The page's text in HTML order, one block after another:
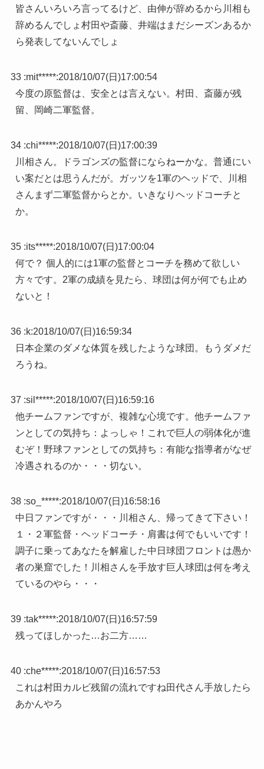
皆さんいろいろ言ってるけど、由伸が辞めるから川相も
辞めるんでしょ村田や斎藤、井端はまだシーズンあるか
ら発表してないんでしょ
33 :mit*****:2018/10/07(日)17:00:54
今度の原監督は、安全とは言えない。村田、斎藤が残
留、岡崎二軍監督。
34 :chi*****:2018/10/07(日)17:00:39
川相さん。ドラゴンズの監督にならねーかな。普通にい
い案だとは思うんだが。ガッツを1軍のヘッドで、川相
さんまず二軍監督からとか。いきなりヘッドコーチと
か。
35 :its*****:2018/10/07(日)17:00:04
何で？ 個人的には1軍の監督とコーチを務めて欲しい
方々です。2軍の成績を見たら、球団は何が何でも止め
ないと！
36 :k:2018/10/07(日)16:59:34
日本企業のダメな体質を残したような球団。もうダメだ
ろうね。
37 :sil*****:2018/10/07(日)16:59:16
他チームファンですが、複雑な心境です。他チームファ
ンとしての気持ち：よっしゃ！これで巨人の弱体化が進
むぞ！野球ファンとしての気持ち：有能な指導者がなぜ
冷遇されるのか・・・切ない。
38 :so_*****:2018/10/07(日)16:58:16
中日ファンですが・・・川相さん、帰ってきて下さい！
１・２軍監督・ヘッドコーチ・肩書は何でもいいです！
調子に乗ってあなたを解雇した中日球団フロントは愚か
者の巣窟でした！川相さんを手放す巨人球団は何を考え
ているのやら・・・
39 :tak*****:2018/10/07(日)16:57:59
残ってほしかった…お二方……
40 :che*****:2018/10/07(日)16:57:53
これは村田カルビ残留の流れですね田代さん手放したら
あかんやろ